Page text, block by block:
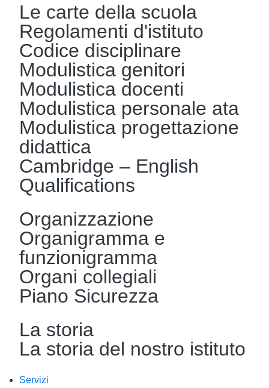
Le carte della scuola
Regolamenti d'istituto
Codice disciplinare
Modulistica genitori
Modulistica docenti
Modulistica personale ata
Modulistica progettazione
didattica
Cambridge – English
Qualifications
Organizzazione
Organigramma e
funzionigramma
Organi collegiali
Piano Sicurezza
La storia
La storia del nostro istituto
Servizi